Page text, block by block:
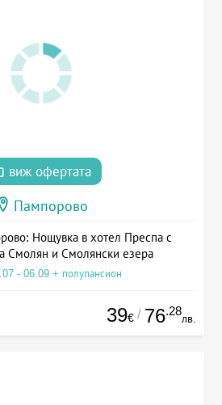
виж офертата
Пампорово
Нощувка в хотел Преспа с
Смолян и Смолянски езера
- 06.09 + полупансион
39€ / 76.28
лв.